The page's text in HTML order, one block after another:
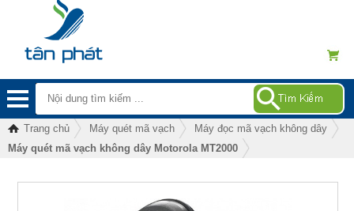
Trang chủ Máy quét mã vạch
Máy đọc mã vạch không dây
Máy quét mã vạch không dây Motorola MT2000